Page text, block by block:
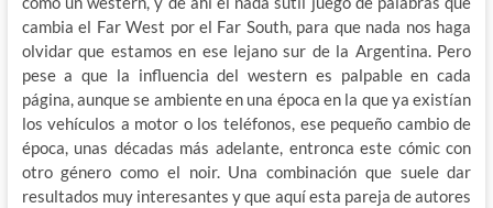
cambia el Far West por el Far South, para que nada nos haga
olvidar que estamos en ese lejano sur de la Argentina. Pero
pese a que la influencia del western es palpable en cada
página, aunque se ambiente en una época en la que ya existían
los vehículos a motor o los teléfonos, ese pequeño cambio de
época, unas décadas más adelante, entronca este cómic con
otro género como el noir. Una combinación que suele dar
resultados muy interesantes y que aquí esta pareja de autores